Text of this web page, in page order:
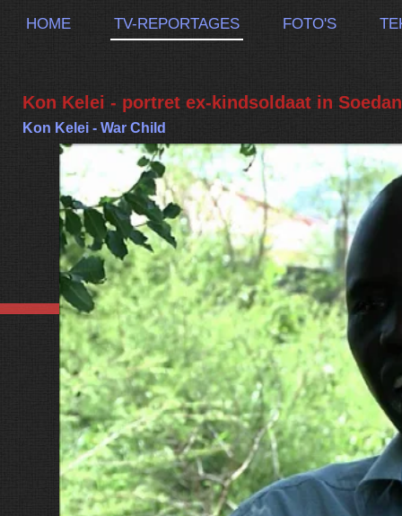
Kon Kelei - portret ex-kindsoldaat in
Kon Kelei - War Child
HOME TV-REPORTAGES FOTO'S